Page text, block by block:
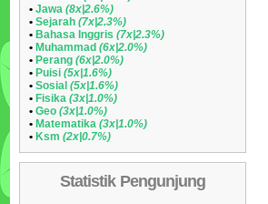
• Jawa (8x|2.6%)
• Sejarah (7x|2.3%)
• Bahasa Inggris (7x|2.3%)
• Muhammad (6x|2.0%)
• Perang (6x|2.0%)
• Puisi (5x|1.6%)
• Sosial (5x|1.6%)
• Fisika (3x|1.0%)
• Geo (3x|1.0%)
• Matematika (3x|1.0%)
• Ksm (2x|0.7%)
Statistik Pengunjung